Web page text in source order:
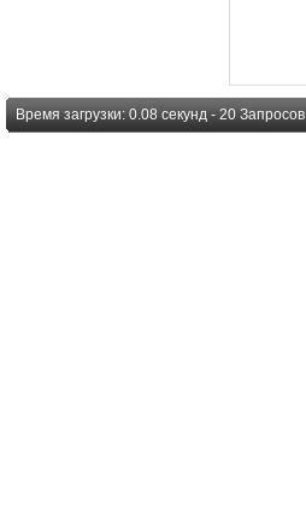
Время загрузки: 0.08 секунд - 20 Запросов